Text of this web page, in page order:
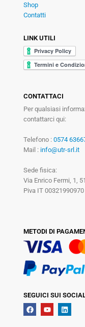
Shop
Contatti
LINK UTILI
CONTATTACI
Per qualsiasi
contattarci qui:
Telefono : 0574
Mail : info@utr-srl.it
Sede fisica:
Via Enrico Fermi, 1,
Piva IT 00321990970
METODI DI
SEGUICI SUI